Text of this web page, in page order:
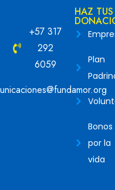
+57 317
292
6059
HAZ TUS
Plan
Bonos
por la
vida